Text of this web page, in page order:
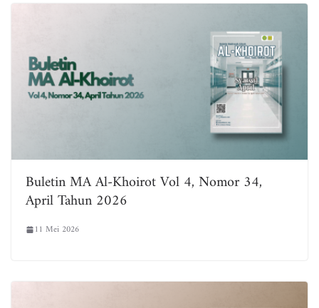
Buletin MA Al-Khoirot Vol 4, Nomor 34,
April Tahun 2026
11 Mei 2026